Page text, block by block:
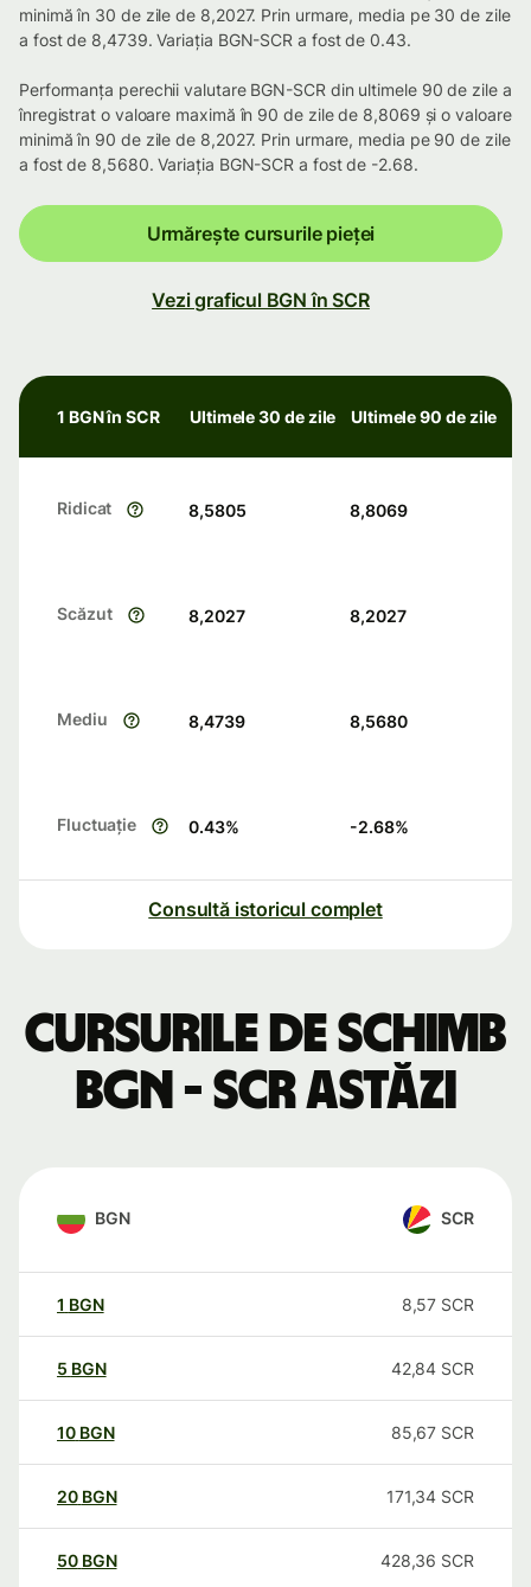
minimă în 30 de zile de 8,2027. Prin urmare, media pe 30 de zile
a fost de 8,4739. Variația BGN-SCR a fost de 0.43.
Performanța perechii valutare BGN-SCR din ultimele 90 de zile a
înregistrat o valoare maximă în 90 de zile de 8,8069 și o valoare
minimă în 90 de zile de 8,2027. Prin urmare, media pe 90 de zile
a fost de 8,5680. Variația BGN-SCR a fost de -2.68.
Urmărește cursurile pieței
Vezi graficul BGN în SCR
1 BGN în SCR Ultimele 30 de zile Ultimele 90 de zile
Ridicat 8,5805 8,8069
Scăzut 8,2027 8,2027
Mediu 8,4739 8,5680
Fluctuație 0.43% -2.68%
Consultă istoricul complet
Cursurile de schimb
BGN - SCR astăzi
BGN SCR
1 BGN 8,57 SCR
5 BGN 42,84 SCR
10 BGN 85,67 SCR
20 BGN 171,34 SCR
50 BGN 428,36 SCR